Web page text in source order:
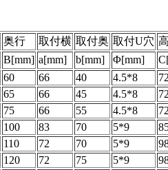
奥行 取付横 取付奥 取付U穴
B[mm] a[mm] b[mm] Φ[mm]
60 66 40 4.5*8
65 66 45 4.5*8
75 66 55 4.5*8
100 83 70 5*9
110 72 70 5*9
120 72 75 5*9